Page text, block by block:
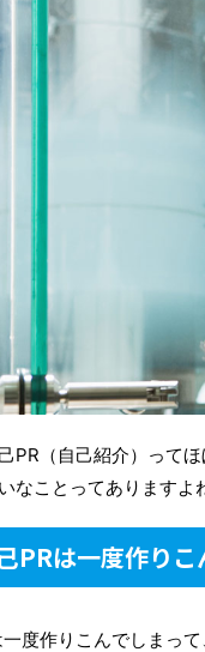
PR（自己紹介）って
なことってありますよ
PRは一度作りこ
一度作りこんでしまっ